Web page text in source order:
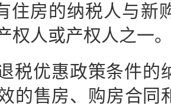
住房的纳税人与新
权人或产权人之一
税优惠政策条件的
的售房、购房合同